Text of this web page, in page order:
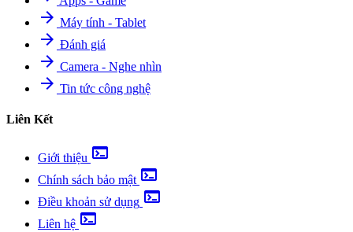
arrow_forward Máy tính - Tablet
arrow_forward Đánh giá
arrow_forward Camera - Nghe nhìn
arrow_forward Tin tức công nghệ
Liên Kết
Giới thiệu terminal
Chính sách bảo mật terminal
Điều khoản sử dụng terminal
Liên hệ terminal